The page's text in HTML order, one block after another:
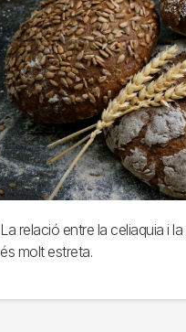
La relació entre la celiaquia i
és molt estreta.